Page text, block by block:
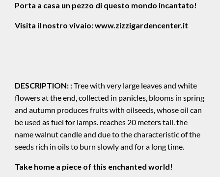
Porta a casa un pezzo di questo mondo incantato!
Visita il nostro vivaio:www.zizzigardencenter.it
DESCRIPTION: :Tree with very large leaves and white
flowers at the end, collected in panicles, blooms in spring
and autumn produces fruits with oilseeds, whose oil can
be used as fuel for lamps. reaches 20 meters tall. the
name walnut candle and due to the characteristic of the
seeds rich in oils to burn slowly and for a long time.
Take home a piece of this enchanted world!